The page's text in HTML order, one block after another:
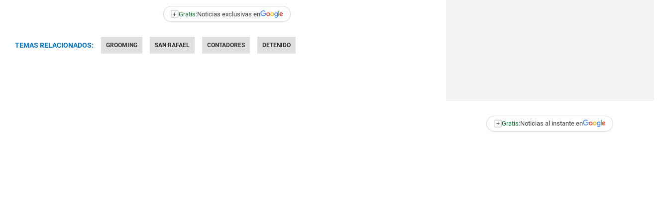
+ Gratis:Noticias exclusivas en
TEMAS RELACIONADOS: GROOMING SAN RAFAEL CONTADORES DETENIDO
+ Gratis:Noticias al instante en